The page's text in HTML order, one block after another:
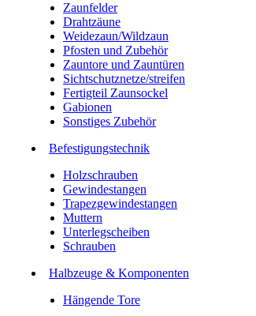
Zaunfelder
Drahtzäune
Weidezaun/Wildzaun
Pfosten und Zubehör
Zauntore und Zauntüren
Sichtschutznetze/streifen
Fertigteil Zaunsockel
Gabionen
Sonstiges Zubehör
Befesti­gungstechnik
Holzschrauben
Gewindestangen
Trapezgewindestangen
Muttern
Unterlegscheiben
Schrauben
Halbzeuge & Komponenten
Hängende Tore